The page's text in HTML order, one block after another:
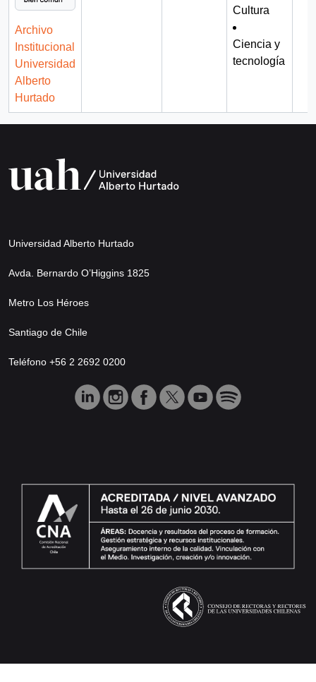
Archivo
Institucional
Universidad
Alberto
Hurtado
Cultura
Ciencia y
tecnología
Universidad Alberto Hurtado
Avda. Bernardo O’Higgins 1825
Metro Los Héroes
Santiago de Chile
Teléfono +56 2 2692 0200